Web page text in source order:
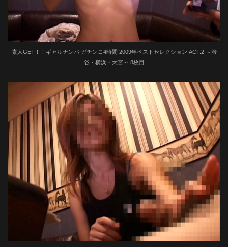
素人GET！！ギャルナンパ ガチンコ4時間 2009年ベストセレクション ACT.2 ～渋
谷・横浜・大宮～ 8枚目